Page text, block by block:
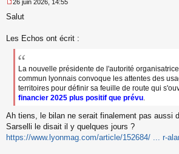
e
s
u
26 juin 2026, 14:55
Salut
Les Echos ont écrit :
La nouvelle présidente de l'autorité
commun lyonnais convoque les attentes des
territoires pour définir sa feuille de route qui
financier 2025 plus positif que prévu.
Ah tiens, le bilan ne serait finalement pas aussi
Sarselli le disait il y quelques jours ?
https://www.lyonmag.com/article/152684/ ... r-